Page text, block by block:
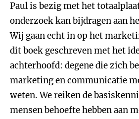
Paul is bezig met het
onderzoek kan bijdragen aan
Wij gaan echt in op het
dit boek geschreven met het
achterhoofd: degene die zich
marketing en communicatie
weten. We reiken de
mensen behoefte hebben aan